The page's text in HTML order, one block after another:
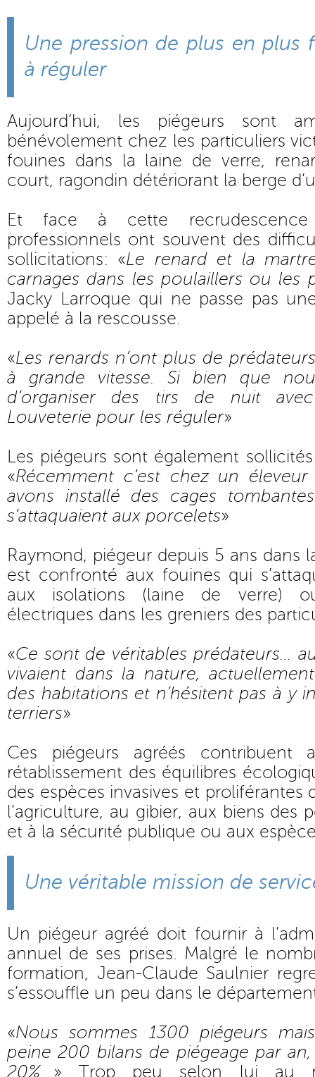
Une pression de plus en plus
à réguler
Aujourd’hui, les piégeurs sont
bénévolement chez les particuliers
fouines dans la laine de verre,
court, ragondin détériorant la berge
Et face à cette
professionnels ont souvent des
sollicitations: «Le renard et la
carnages dans les poulaillers ou les
Jacky Larroque qui ne passe pas
appelé à la rescousse.
«Les renards n’ont plus de
à grande vitesse. Si bien que
d’organiser des tirs de nuit
Louveterie pour les réguler»
Les piégeurs sont également
«Récemment c’est chez un
avons installé des cages
s’attaquaient aux porcelets»
Raymond, piégeur depuis 5 ans dans
est confronté aux fouines qui
aux isolations (laine de verre)
électriques dans les greniers des
«Ce sont de véritables prédateurs…
vivaient dans la nature,
des habitations et n’hésitent pas à y
terriers»
Ces piégeurs agréés
rétablissement des équilibres
des espèces invasives et
l'agriculture, au gibier, aux biens des
et à la sécurité publique ou aux
Une véritable mission de
Un piégeur agréé doit fournir à
annuel de ses prises. Malgré le
formation, Jean-Claude Saulnier
s’essouffle un peu dans le
«Nous sommes 1300 piégeurs
peine 200 bilans de piégeage par
20% ...» Trop peu selon lui au